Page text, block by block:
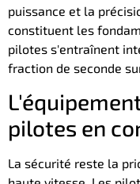
puissance et la
constituent les
pilotes s'entraînent
fraction de seconde
pilotes en
La sécurité reste la